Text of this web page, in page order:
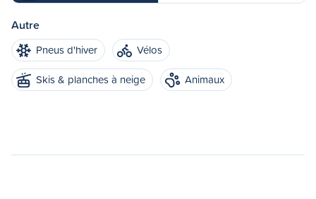
Autre
Pneus d'hiver
Vélos
Skis & planches à neige
Animaux